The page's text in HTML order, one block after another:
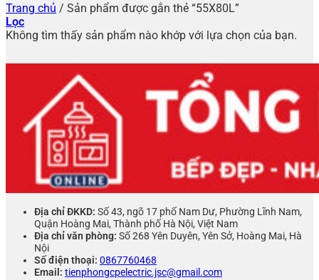
Trang chủ / Sản phẩm được gắn thẻ “55X80L”
Lọc
Không tìm thấy sản phẩm nào khớp với lựa chọn của bạn.
Địa chỉ ĐKKD: Số 43, ngõ 17 phố Nam Dư, Phường Lĩnh Nam,
Quận Hoàng Mai, Thành phố Hà Nội, Việt Nam
Địa chỉ văn phòng: Số 268 Yên Duyên, Yên Sở, Hoàng Mai, Hà
Nội
Số điện thoại: 0867760468
Email: tienphongcpelectric.jsc@gmail.com